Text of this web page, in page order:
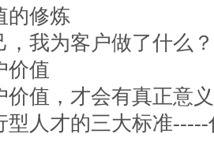
的修炼
我为客户做了什么？
价值
价值，才会有真正意
型人才的三大标准